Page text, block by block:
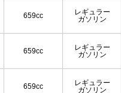
659cc
レギュラー
ガソリン
659cc
レギュラー
ガソリン
659cc
レギュラー
ガソリン